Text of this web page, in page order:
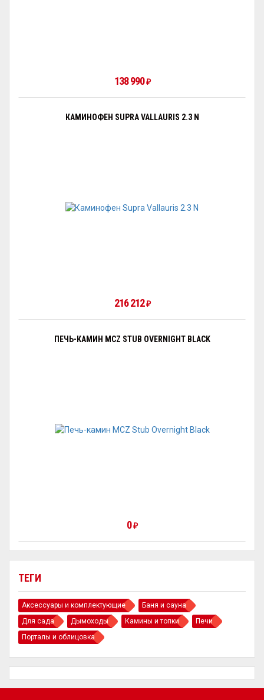
ТЕГИ
Аксессуары и комплектующие
Баня и сауна
Для сада
Дымоходы Камины и топки
Печи
Порталы и облицовка
138 990₽
КАМИНОФЕН SUPRA VALLAURIS 2.3 N
216 212₽
ПЕЧЬ-КАМИН MCZ STUB OVERNIGHT BLACK
0₽